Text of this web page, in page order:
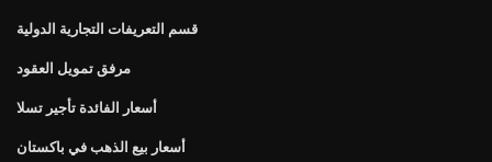
قسم التعريفات التجارية الدولية
مرفق تمويل العقود
أسعار الفائدة تأجير تسلا
أسعار بيع الذهب في باكستان